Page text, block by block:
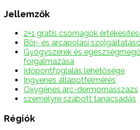
Jellemzők
2+1 gratis csomagok
Bőr- és arcápolási
Gyógyszerek és
forgalmazása
Időpontfoglalás lehetősége
Ingyenes állapotfelmérés
Oxygénes arc-dermomasszázs
személyre szabott tanácsadás
Régiók